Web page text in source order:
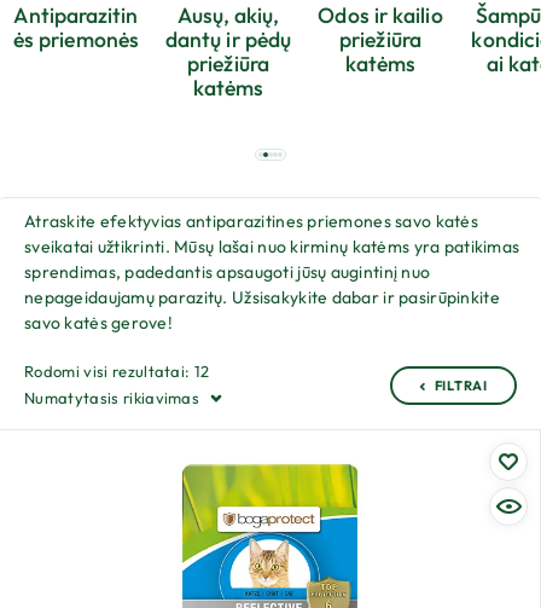
Antiparazitin
ės priemonės
Ausų, akių,
dantų ir pėdų
priežiūra
katėms
Odos ir kailio
priežiūra
katėms
ai
Atraskite efektyvias antiparazitines priemones savo katės
sveikatai užtikrinti. Mūsų lašai nuo kirminų katėms yra patikimas
sprendimas, padedantis apsaugoti jūsų augintinį nuo
nepageidaujamų parazitų. Užsisakykite dabar ir pasirūpinkite
savo katės gerove!
Rodomi visi rezultatai: 12
Numatytasis rikiavimas
FILTRAI